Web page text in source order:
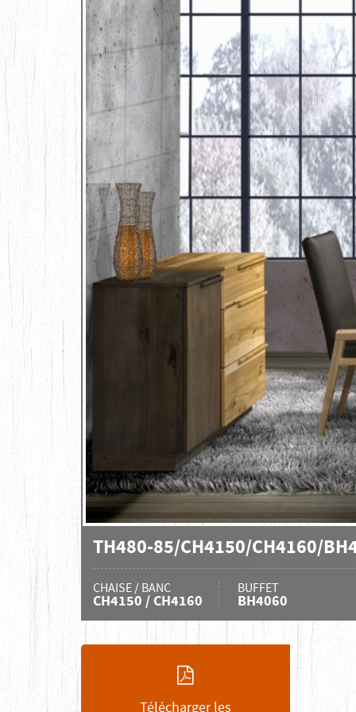
TH480-85/CH4150/CH4160/
CHAISE / BANC
CH4150 / CH4160
BUFFET
BH4060
Télécharger les